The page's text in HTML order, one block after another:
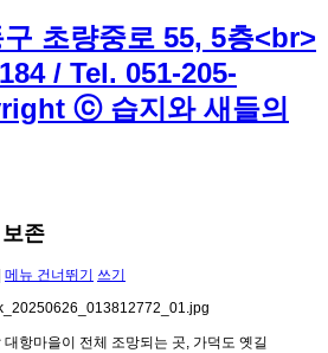
존
메뉴 건너뛰기 쓰기
항마을이 전체 조망되는 곳, 가덕도 옛길